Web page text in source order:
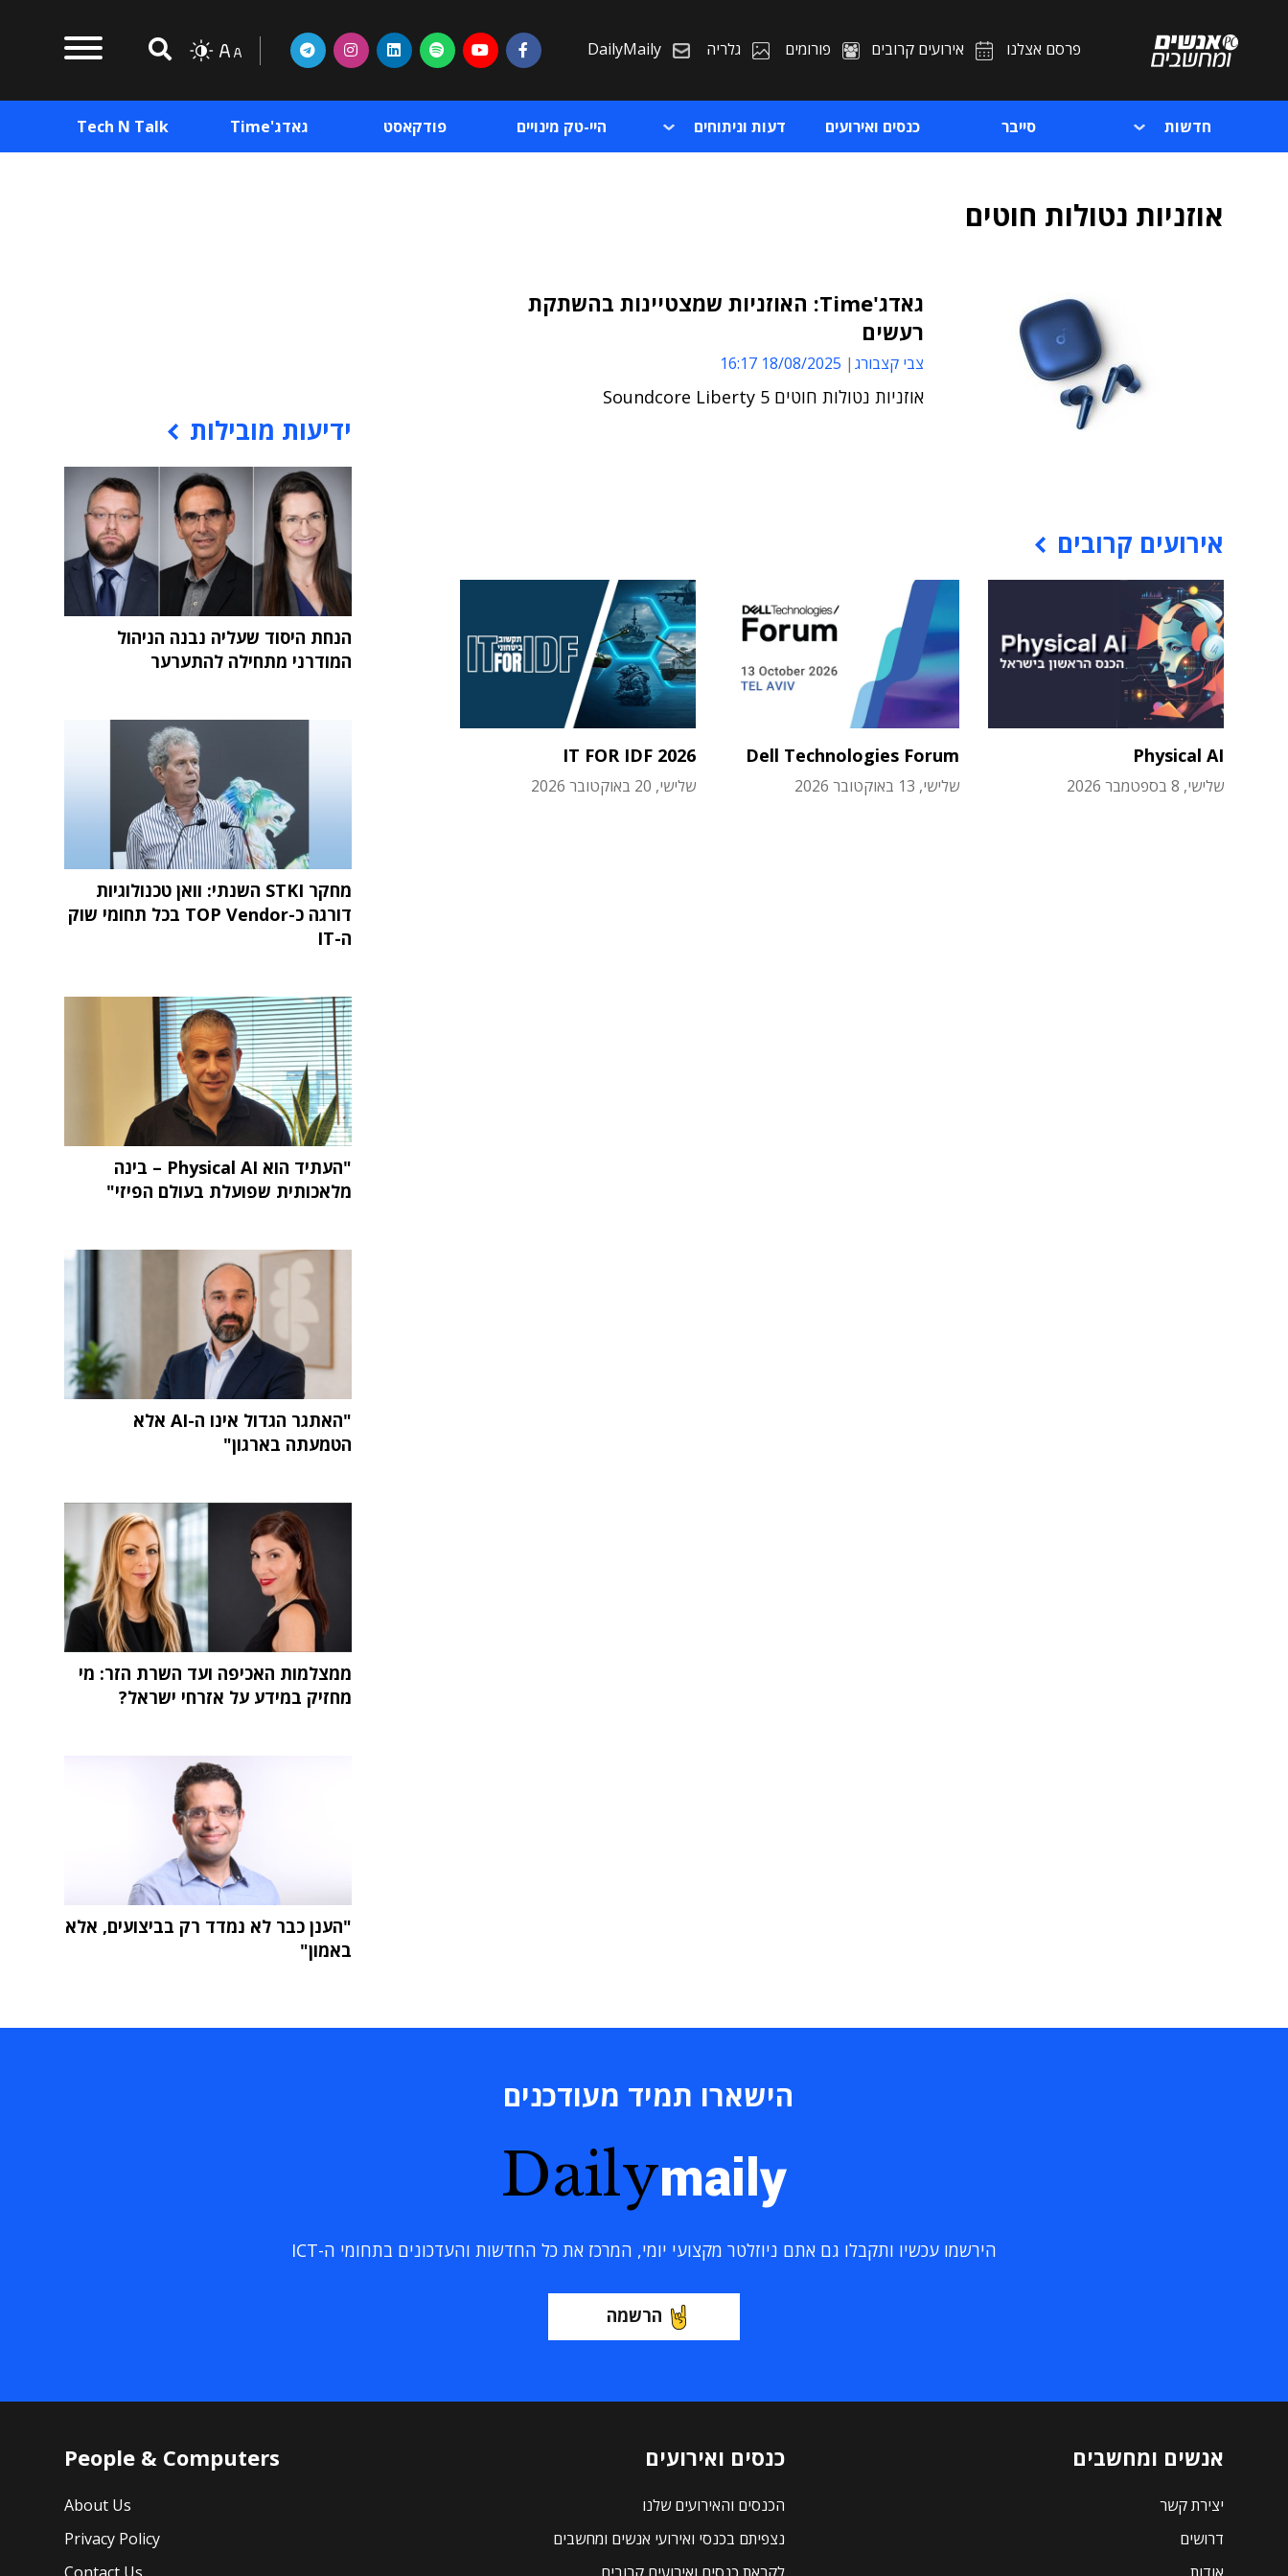
פרסם אצלנו אירועים קרובים פורומים גלריה DailyMaily
חדשות סייבר כנסים ואירועים דעות וניתוחים היי-טק מינויים פודקאסט גאדג'Time Tech N Talk
אוזניות נטולות חוטים
גאדג'Time: האוזניות שמצטיינות בהשתקת
רעשים
צבי קצבורג 18/08/2025 16:17
אוזניות נטולות חוטים Soundcore Liberty 5
אירועים קרובים
Physical AI
שלישי, 8 בספטמבר 2026
Dell Technologies Forum
שלישי, 13 באוקטובר 2026
IT FOR IDF 2026
שלישי, 20 באוקטובר 2026
ידיעות מובילות
הנחת היסוד שעליה נבנה הניהול
המודרני מתחילה להתערער
מחקר STKI השנתי: וואן טכנולוגיות
דורגה כ-TOP Vendor בכל תחומי שוק
ה-IT
"העתיד הוא Physical AI – בינה
מלאכותית שפועלת בעולם הפיזי"
"האתגר הגדול אינו ה-AI אלא
הטמעתה בארגון"
ממצלמות האכיפה ועד השרת הזר: מי
מחזיק במידע על אזרחי ישראל?
"הענן כבר לא נמדד רק בביצועים, אלא
באמון"
הישארו תמיד מעודכנים
Dailymaily
הירשמו עכשיו ותקבלו גם אתם ניוזלטר מקצועי יומי, המרכז את כל החדשות והעדכונים בתחומי ה-ICT
הרשמה
אנשים ומחשבים
יצירת קשר
דרושים
כנסים ואירועים
הכנסים והאירועים שלנו
נצפיתם בכנסי ואירועי אנשים ומחשבים
People & Computers
About Us
Privacy Policy